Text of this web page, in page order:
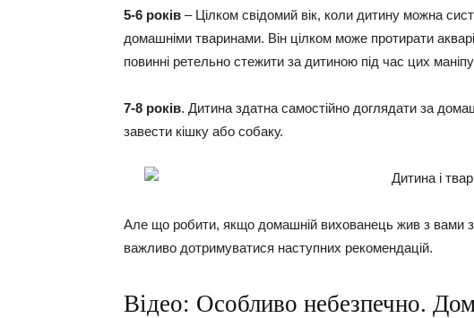
5-6 років – Цілком свідомий вік, коли дитину можна
домашніми тваринами. Він цілком може протирати
повинні ретельно стежити за дитиною під час цих
7-8 років. Дитина здатна самостійно доглядати за
завести кішку або собаку.
Але що робити, якщо домашній вихованець жив з вами
важливо дотримуватися наступних рекомендацій.
Відео: Особливо небезпечно.